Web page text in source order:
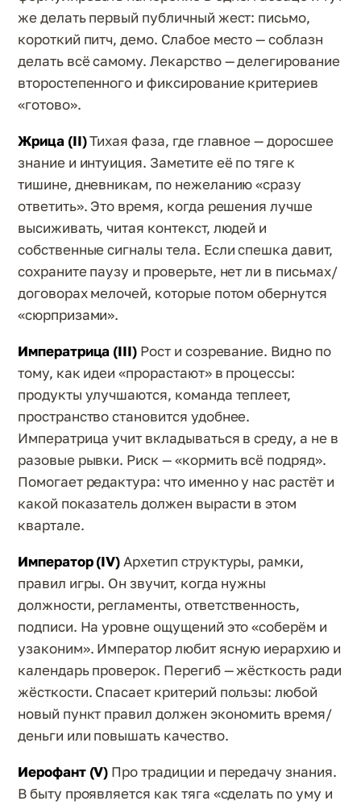
же делать первый публичный жест: письмо,
короткий питч, демо. Слабое место — соблазн
делать всё самому. Лекарство — делегирование
второстепенного и фиксирование критериев
«готово».
Жрица (II)Тихая фаза, где главное — доросшее
знание и интуиция. Заметите её по тягe к
тишине, дневникам, по нежеланию «сразу
ответить». Это время, когда решения лучше
высиживать, читая контекст, людей и
собственные сигналы тела. Если спешка давит,
сохраните паузу и проверьте, нет ли в письмах/
договорах мелочей, которые потом обернутся
«сюрпризами».
Императрица (III) Рост и созревание. Видно по
тому, как идеи «прорастают» в процессы:
продукты улучшаются, команда теплеет,
пространство становится удобнее.
Императрица учит вкладываться в среду, а не в
разовые рывки. Риск — «кормить всё подряд».
Помогает редактура: что именно у нас растёт и
какой показатель должен вырасти в этом
квартале.
Император (IV) Архетип структуры, рамки,
правил игры. Он звучит, когда нужны
должности, регламенты, ответственность,
подписи. На уровне ощущений это «соберём и
узаконим». Император любит ясную иерархию и
календарь проверок. Перегиб — жёсткость ради
жёсткости. Спасает критерий пользы: любой
новый пункт правил должен экономить время/
деньги или повышать качество.
Иерофант (V) Про традиции и передачу знания.
В быту проявляется как тяга «сделать по уму и